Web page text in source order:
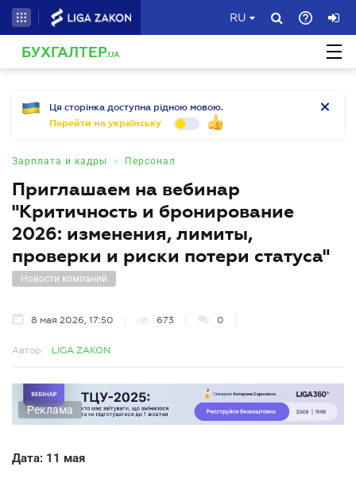
RU
БУХГАЛТЕР.UA
Ця сторінка доступна рідною мовою.
Перейти на українську
Зарплата и кадры • Персонал
Приглашаем на вебинар
"Критичность и бронирование
2026: изменения, лимиты,
проверки и риски потери статуса"
Новости компаний
8 мая 2026, 17:50 673 0
Автор: LIGA ZAKON
Реклама
Дата: 11 мая